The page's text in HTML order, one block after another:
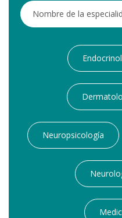
Neuropsicología